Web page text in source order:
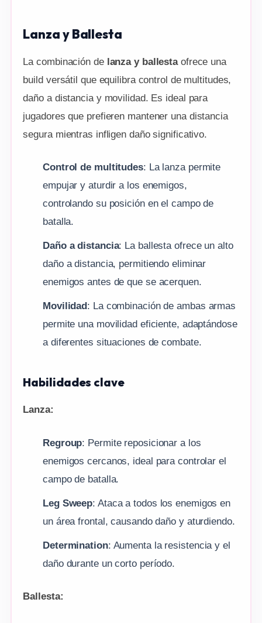
Lanza y Ballesta
La combinación de lanza y ballestaofrece una
build versátil que equilibra control de multitudes,
daño a distancia y movilidad. Es ideal para
jugadores que prefieren mantener una distancia
segura mientras infligen daño significativo.
Control de multitudes: La lanza permite
empujar y aturdir a los enemigos,
controlando su posición en el campo de
batalla.
Daño a distancia: La ballesta ofrece un alto
daño a distancia, permitiendo eliminar
enemigos antes de que se acerquen.
Movilidad : La combinación de ambas armas
permite una movilidad eficiente, adaptándose
a diferentes situaciones de combate.
Habilidades clave
Lanza:
Regroup: Permite reposicionar a los
enemigos cercanos, ideal para controlar el
campo de batalla.
Leg Sweep: Ataca a todos los enemigos en
un área frontal, causando daño y aturdiendo.
Determination: Aumenta la resistencia y el
daño durante un corto período.
Ballesta: